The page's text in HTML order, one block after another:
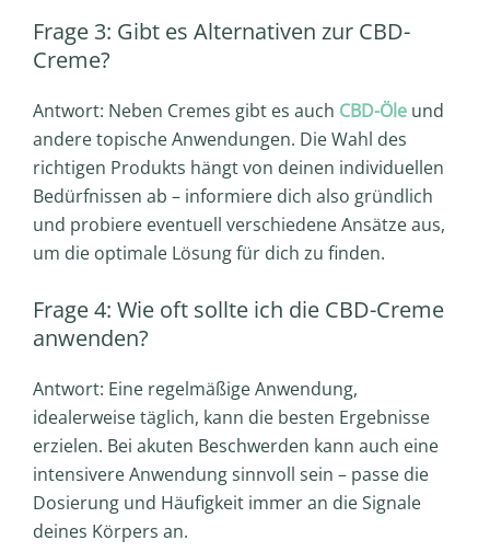
Frage 3: Gibt es Alternativen zur CBD-
Creme?
Antwort: Neben Cremes gibt es auch CBD-Öle und
andere topische Anwendungen. Die Wahl des
richtigen Produkts hängt von deinen individuellen
Bedürfnissen ab – informiere dich also gründlich
und probiere eventuell verschiedene Ansätze aus,
um die optimale Lösung für dich zu finden.
Frage 4: Wie oft sollte ich die CBD-Creme
anwenden?
Antwort: Eine regelmäßige Anwendung,
idealerweise täglich, kann die besten Ergebnisse
erzielen. Bei akuten Beschwerden kann auch eine
intensivere Anwendung sinnvoll sein – passe die
Dosierung und Häufigkeit immer an die Signale
deines Körpers an.